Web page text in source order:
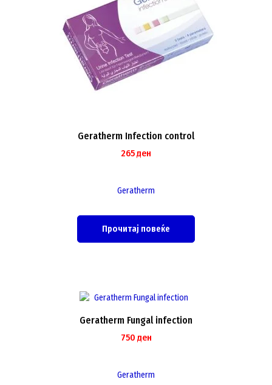
Geratherm Infection control
265ден
Geratherm
Прочитај повеќе
Geratherm Fungal infection
750 ден
Geratherm